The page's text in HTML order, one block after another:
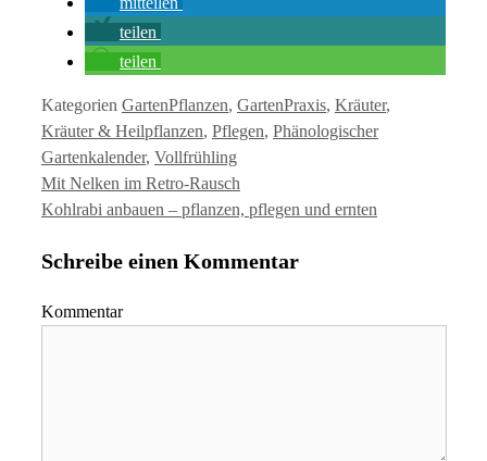
teilen
teilen
Kategorien GartenPflanzen, GartenPraxis, Kräuter,
Kräuter & Heilpflanzen, Pflegen, Phänologischer
Gartenkalender, Vollfrühling
Mit Nelken im Retro-Rausch
Kohlrabi anbauen – pflanzen, pflegen und ernten
Schreibe einen Kommentar
Kommentar